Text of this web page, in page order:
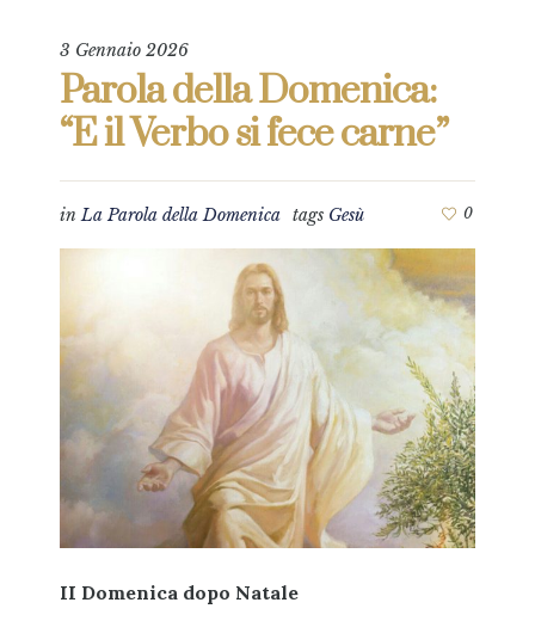
3 Gennaio 2026
Parola della Domenica:
“E il Verbo si fece carne”
inLa Parola della Domenica tags Gesù 0
II Domenica dopo Natale